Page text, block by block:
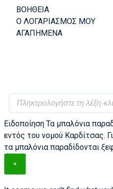
ΒΟΗΘΕΙΑ
Ο ΛΟΓΑΡΙΑΣΜΟΣ ΜΟΥ
ΑΓΑΠΗΜΕΝΑ
Ειδοποίηση Τα μπαλόνια
εντός του νομού Καρδίτσας.
τα μπαλόνια παραδίδονται
×